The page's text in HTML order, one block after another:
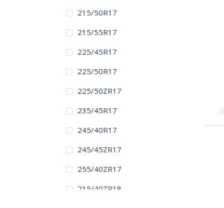
215/50R17
215/55R17
225/45R17
225/50R17
225/50ZR17
235/45R17
245/40R17
245/45ZR17
255/40ZR17
215/40ZR18